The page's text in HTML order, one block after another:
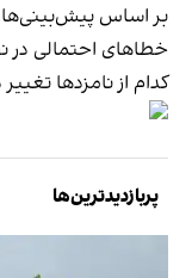
بر اساس
خطاهای احتمالی در
کدام از نامزدها
پربازدیدترین‌ها